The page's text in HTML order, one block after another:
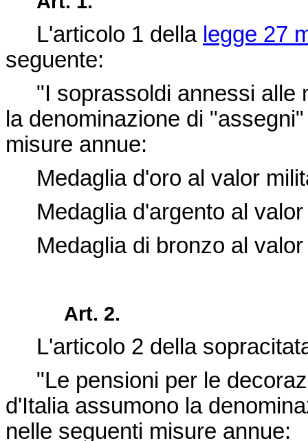
L'articolo 1 della legge 27
seguente:
"I soprassoldi annessi alle
la denominazione di
misure annue:
Medaglia d'oro al valor
Medaglia d'argento al valor
Medaglia di bronzo al valor
Art. 2.
L'articolo 2 della
"Le pensioni per le
d'Italia assumono la
nelle seguenti misure annue: